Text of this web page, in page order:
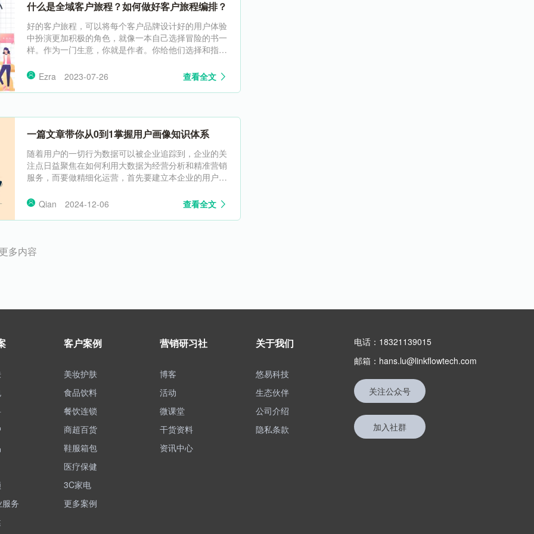
什么是全域客户旅程？如何做好客户旅程编排？
好的客户旅程，可以将每个客户品牌设计好的用户体验
中扮演更加积极的角色，就像一本自己选择冒险的书一
样。作为一门生意，你就是作者。你给他们选择和指引
Ezra
2023-07-26 查看全文
一篇文章带你从0到1掌握用户画像知识体系
随着用户的一切行为数据可以被企业追踪到，企业的关
注点日益聚焦在如何利用大数据为经营分析和精准营销
服务，而要做精细化运营，首先要建立本企业的用户画
sona）和用户画像（Profile）：
Qian 2024-12-06 查看全文
多内容
务
客户案例
美妆护肤
食品饮料
餐饮连锁
商超百货
鞋服箱包
医疗保健
3C家电
更多案例
营销研习社
博客
活动
微课堂
干货资料
资讯中心
关于我们
悠易科技
生态伙伴
公司介绍
隐私条款
电话：18321139015
邮箱：hans.lu@linkflowtech.com
关注公众号
加入社群